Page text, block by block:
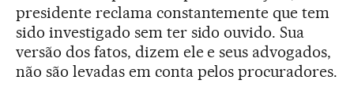
presidente reclama constantemente que tem
sido investigado sem ter sido ouvido. Sua
versão dos fatos, dizem ele e seus advogados,
não são levadas em conta pelos procuradores.